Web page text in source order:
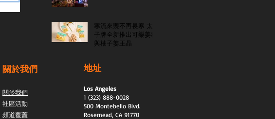
寒流來襲不再畏寒 太
子牌全新推出可樂姜糖
與柚子姜王晶
關於我們
關於我們
社區活動
頻道覆蓋
地址
Los Angeles
1 (323) 888-0028
500 Montebello Blvd.
Rosemead, CA 91770